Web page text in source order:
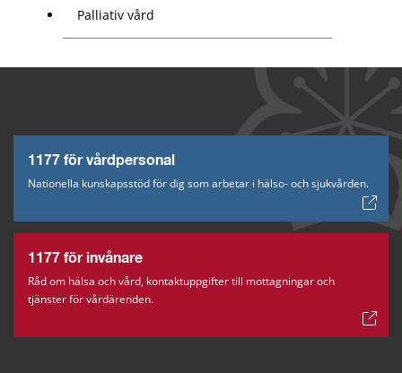
Palliativ vård
1177 för vårdpersonal
Nationella kunskapsstöd för dig som arbetar i hälso- och sjukvården.
1177 för invånare
Råd om hälsa och vård, kontaktuppgifter till mottagningar och
tjänster för vårdärenden.